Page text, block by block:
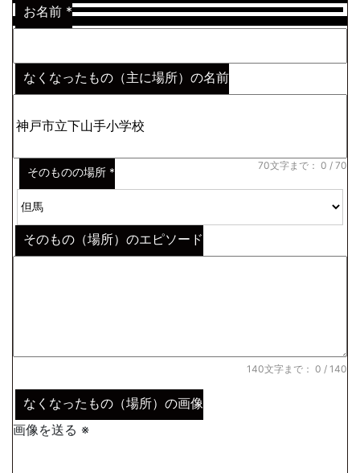
お名前 *
なくなったもの（主に場所）の名前
70文字まで： 0 / 70
そのものの場所 *
そのもの（場所）のエピソード
140文字まで： 0 / 140
なくなったもの（場所）の画像
画像を送る ※